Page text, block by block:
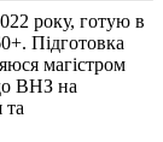
року, готую в
Підготовка
магістром
ВНЗ на
та